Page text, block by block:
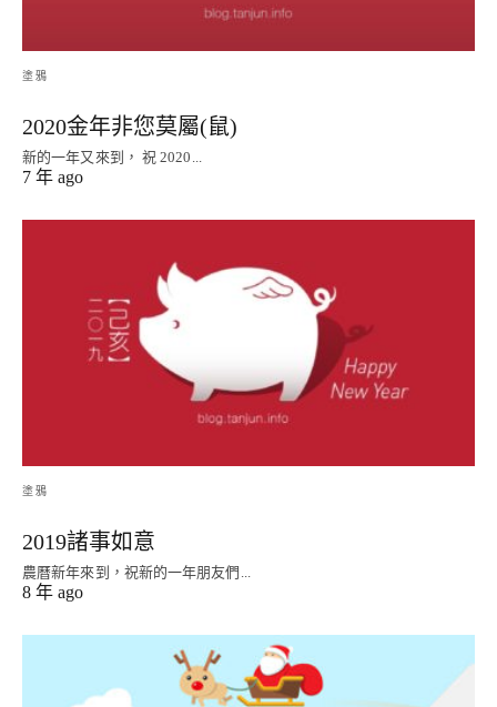
塗鴉
2020金年非您莫屬(鼠)
新的一年又來到， 祝 2020...
7 年 ago
塗鴉
2019諸事如意
農曆新年來到，祝新的一年朋友們...
8 年 ago